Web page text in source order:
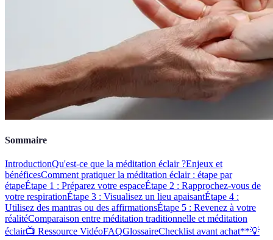
Sommaire
IntroductionQu'est-ce que la méditation éclair ?Enjeux et
bénéficesComment pratiquer la méditation éclair : étape par
étapeÉtape 1 : Préparez votre espaceÉtape 2 : Rapprochez-vous de
votre respirationÉtape 3 : Visualisez un lieu apaisantÉtape 4 :
Utilisez des mantras ou des affirmationsÉtape 5 : Revenez à votre
réalitéComparaison entre méditation traditionnelle et méditation
éclair📺 Ressource VidéoFAQGlossaireChecklist avant achat**💡